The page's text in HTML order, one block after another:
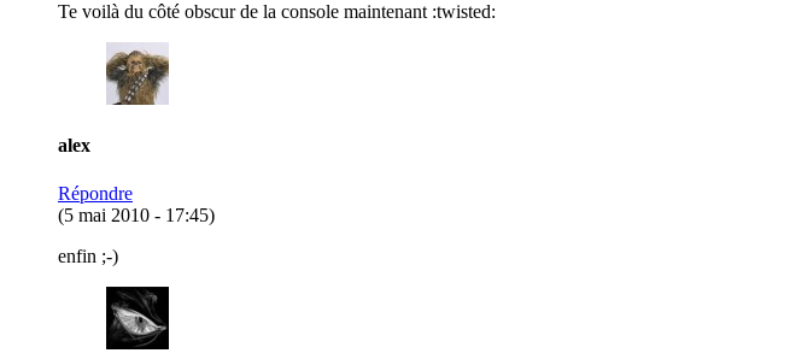
Te voilà du côté obscur de la console maintenant :twisted:
alex
Répondre
(5 mai 2010 - 17:45)
enfin ;-)